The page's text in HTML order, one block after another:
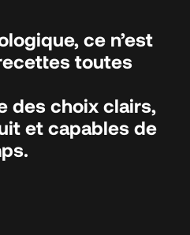
ce n’est
toutes
des choix clairs,
et capables de